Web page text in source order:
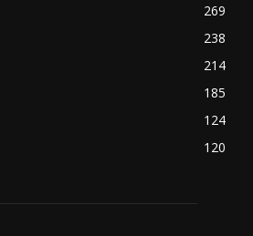
269
238
214
185
124
120